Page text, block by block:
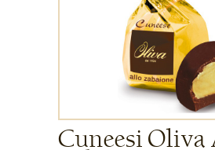
Cuneesi Oliva